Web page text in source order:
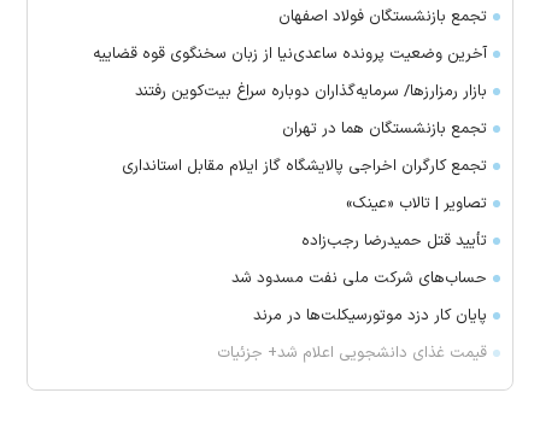
تجمع بازنشستگان فولاد اصفهان
آخرین وضعیت پرونده ساعدی‌نیا از زبان سخنگوی قوه قضاییه
بازار رمزارز‌ها/ سرمایه‌گذاران دوباره سراغ بیت‌کوین رفتند
تجمع بازنشستگان هما در تهران
تجمع کارگران اخراجی پالایشگاه گاز ایلام مقابل استانداری
تصاویر | تالاب «عینک»
تأیید قتل حمیدرضا رجب‌زاده
حساب‌های شرکت ملی نفت مسدود شد
پایان کار دزد موتورسیکلت‌ها در مرند
قیمت غذای دانشجویی اعلام شد+ جزئیات